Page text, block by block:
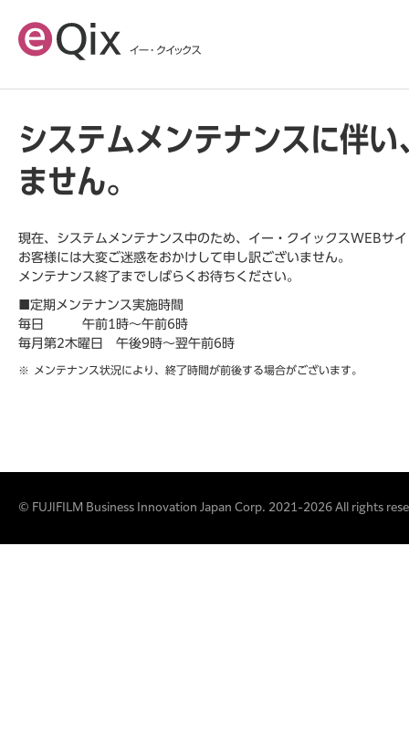
システムメンテナンスに伴
ません。
現在、システムメンテナンス中のため、イー・クイックスWEBサ
お客様には大変ご迷惑をおかけして申し訳ございません。
メンテナンス終了までしばらくお待ちください。
■定期メンテナンス実施時間
毎日 午前1時～午前6時
毎月第2木曜日 午後9時～翌午前6時
メンテナンス状況により、終了時間が前後する場合がございます。
© FUJIFILM Business Innovation Japan Corp. 2021-2026 All rights